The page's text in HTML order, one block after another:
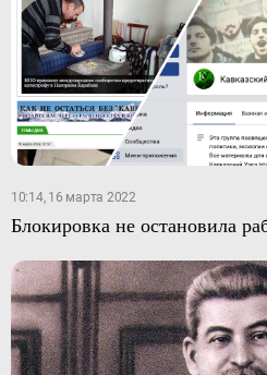
10:14, 16 марта 2022
Блокировка не остановила